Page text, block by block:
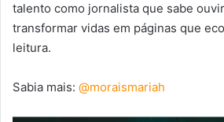
talento como jornalista que sabe
transformar vidas em páginas que
leitura.
Sabia mais: @moraismariah